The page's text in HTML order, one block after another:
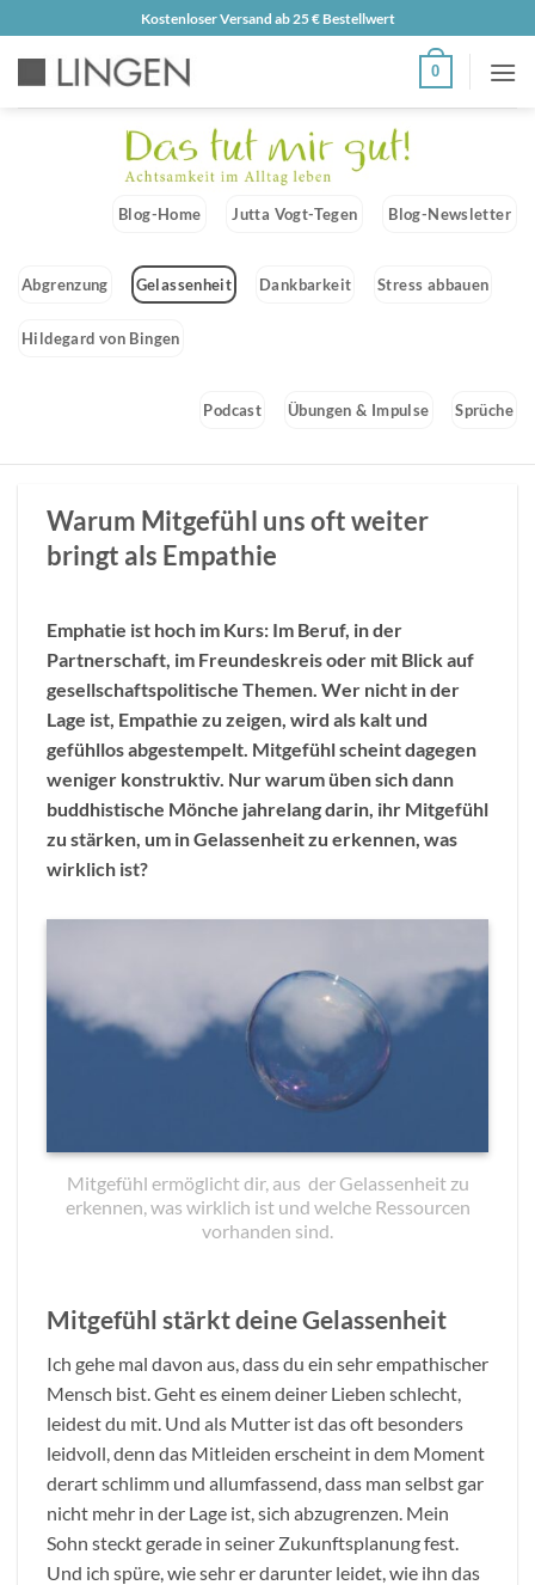
Inhalt
Kostenloser Versand ab 25 € Bestellwert
0
Blog-Home Jutta Vogt-Tegen Blog-Newsletter
Abgrenzung Gelassenheit Dankbarkeit Stress abbauen
Hildegard von Bingen
Podcast Übungen & Impulse Sprüche
Warum Mitgefühl uns oft weiter
bringt als Empathie
Emphatie ist hoch im Kurs: Im Beruf, in der
Partnerschaft, im Freundeskreis oder mit Blick auf
gesellschaftspolitische Themen. Wer nicht in der
Lage ist, Empathie zu zeigen, wird als kalt und
gefühllos abgestempelt. Mitgefühl scheint dagegen
weniger konstruktiv. Nur warum üben sich dann
buddhistische Mönche jahrelang darin, ihr Mitgefühl
zu stärken, um in Gelassenheit zu erkennen, was
wirklich ist?
Mitgefühl ermöglicht dir, aus der Gelassenheit zu
erkennen, was wirklich ist und welche Ressourcen
vorhanden sind.
Mitgefühl stärkt deine Gelassenheit
Ich gehe mal davon aus, dass du ein sehr empathischer
Mensch bist. Geht es einem deiner Lieben schlecht,
leidest du mit. Und als Mutter ist das oft besonders
leidvoll, denn das Mitleiden erscheint in dem Moment
derart schlimm und allumfassend, dass man selbst gar
nicht mehr in der Lage ist, sich abzugrenzen. Mein
Sohn steckt gerade in seiner Zukunftsplanung fest.
Und ich spüre, wie sehr er darunter leidet, wie ihn das